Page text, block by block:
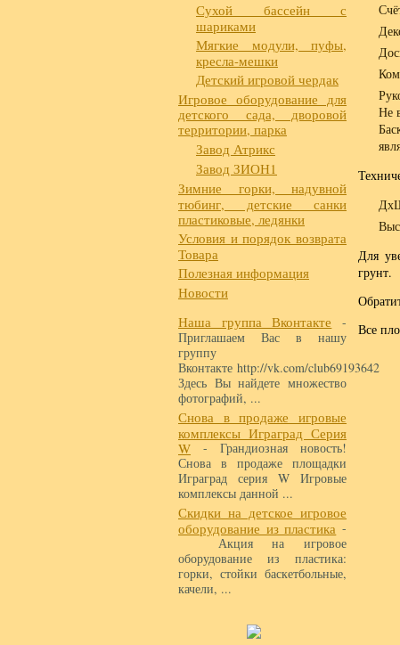
Сухой бассейн с
шариками
Мягкие модули, пуфы,
кресла-мешки
Детский игровой чердак
Игровое оборудование для
детского сада, дворовой
территории, парка
Завод Атрикс
Завод ЗИОН1
Зимние горки, надувной
тюбинг, детские санки
пластиковые, ледянки
Условия и порядок возврата
Товара
Полезная информация
Новости
Наша группа Вконтакте -
Приглашаем Вас в нашу
группу
Вконтакте http://vk.com/club69193642
Здесь Вы найдете множество
фотографий, ...
Снова в продаже игровые
комплексы Играград Серия
W - Грандиозная новость!
Снова в продаже площадки
Играград серия W Игровые
комплексы данной ...
Скидки на детское игровое
оборудование из пластика -
Акция на игровое
оборудование из пластика:
горки, стойки баскетбольные,
качели, ...
Не
Для
грунт.
Все